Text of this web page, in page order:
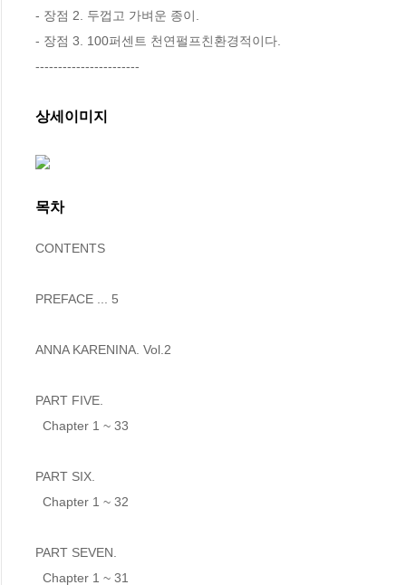
- 장점 2. 두껍고 가벼운 종이.
- 장점 3. 100퍼센트 천연펄프친환경적이다.
-----------------------
상세이미지
목차
CONTENTS
PREFACE ... 5
ANNA KARENINA. Vol.2
PART FIVE.
PART SIX.
PART SEVEN.